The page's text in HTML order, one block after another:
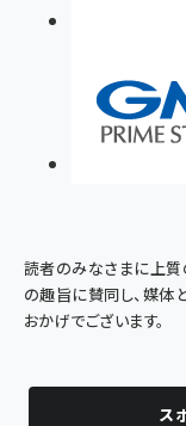
読者のみなさまに上
の趣旨に賛同し、媒体
おかげでございます。
ス